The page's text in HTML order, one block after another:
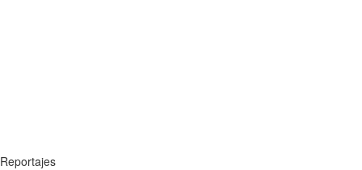
Reportajes